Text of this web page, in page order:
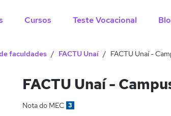
Cursos Teste Vocacional
faculdades FACTU Unaí FACTU Unaí -
FACTU Unaí -
Nota do MEC 3